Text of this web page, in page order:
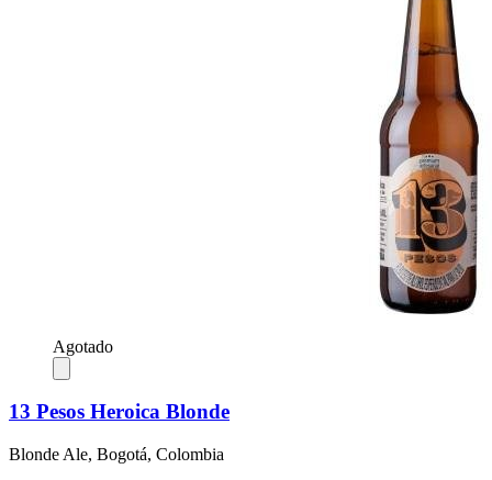
Agotado
13 Pesos Heroica Blonde
Blonde Ale, Bogotá, Colombia